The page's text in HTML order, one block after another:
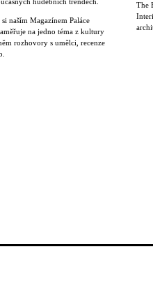
si naším Magazínem Paláce
na jedno téma z kultury
rozhovory s umělci, recenze
The